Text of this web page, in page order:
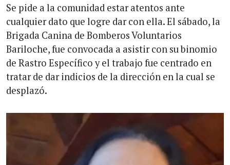
Se pide a la comunidad estar atentos ante
cualquier dato que logre dar con ella. El sábado, la
Brigada Canina de Bomberos Voluntarios
Bariloche, fue convocada a asistir con su binomio
de Rastro Específico y el trabajo fue centrado en
tratar de dar indicios de la dirección en la cual se
desplazó.